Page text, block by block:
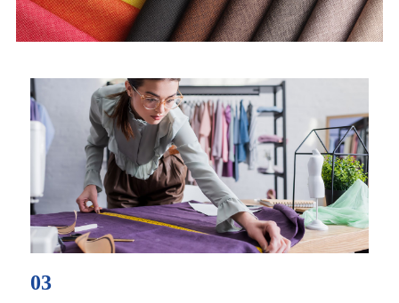
03